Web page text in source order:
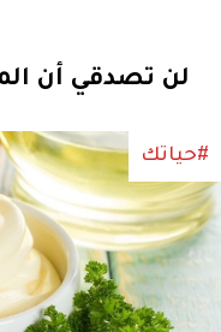
لن تصدقي أن
#حياتك